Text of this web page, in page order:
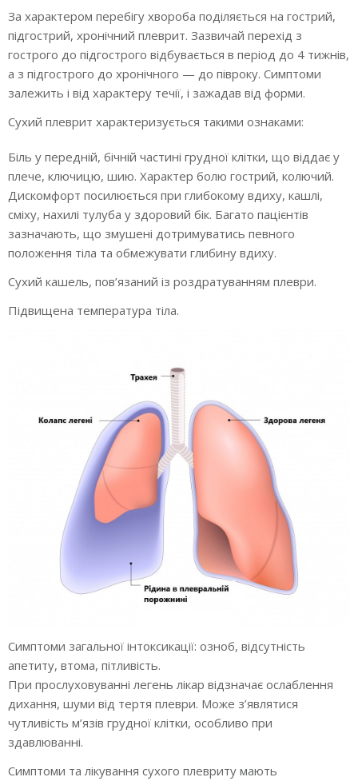
За характером перебігу хвороба поділяється на гострий,
підгострий, хронічний плеврит. Зазвичай перехід з
гострого до підгострого відбувається в період до 4 тижнів,
а з підгострого до хронічного — до півроку. Симптоми
залежить і від характеру течії, і зажадав від форми.
Сухий плеврит характеризується такими ознаками:
Біль у передній, бічній частині грудної клітки, що віддає у
плече, ключицю, шию. Характер болю гострий, колючий.
Дискомфорт посилюється при глибокому вдиху, кашлі,
сміху, нахилі тулуба у здоровий бік. Багато пацієнтів
зазначають, що змушені дотримуватись певного
положення тіла та обмежувати глибину вдиху.
Сухий кашель, пов’язаний із роздратуванням плеври.
Підвищена температура тіла.
Симптоми загальної інтоксикації: озноб, відсутність
апетиту, втома, пітливість.
При прослуховуванні легень лікар відзначає ослаблення
дихання, шуми від тертя плеври. Може з’являтися
чутливість м’язів грудної клітки, особливо при
здавлюванні.
Симптоми та лікування сухого плевриту мають